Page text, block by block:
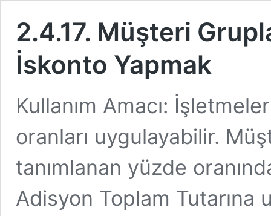
2.4.17. Müşteri
İskonto Yapmak
Kullanım Amacı:
oranları uygulayabilir.
tanımlanan yüzde
Adisyon Toplam Tutarına